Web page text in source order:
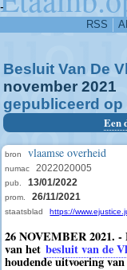
-
RSS
Besluit Van De
november 2021
gepubliceerd op
Een
bron vlaamse overheid
numac 2022020005
pub. 13/01/2022
prom. 26/11/2021
staatsblad https://
26 NOVEMBER 2021.
van het besluit van de
houdende uitvoering